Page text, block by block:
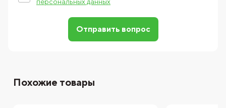
персональных данных
Отправить вопрос
Похожие товары